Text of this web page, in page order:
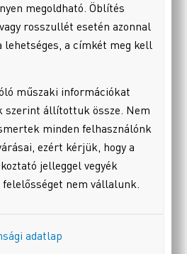
megoldható. Öblítés
rosszullét esetén azonnal
lehetséges, a címkét meg kell
műszaki információkat
szerint állítottuk össze. Nem
minden felhasználónk
ezért kérjük, hogy a
jelleggel vegyék
nem vállalunk.
adatlap